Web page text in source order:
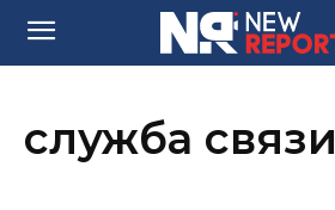
служба связи